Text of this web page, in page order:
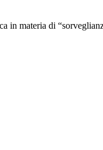
in materia di